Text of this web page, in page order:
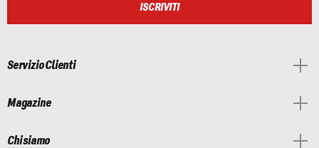
ISCRIVITI
Servizio Clienti
Magazine
Chi siamo